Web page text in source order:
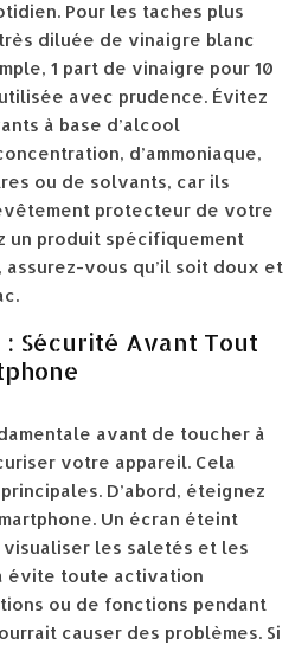
Pour les taches plus
diluée de vinaigre blanc
1 part de vinaigre pour 10
avec prudence. Évitez
à base d’alcool
d’ammoniaque,
ou de solvants, car ils
protecteur de votre
un produit spécifiquement
assurez-vous qu’il soit doux et
: Sécurité Avant Tout
avant de toucher à
votre appareil. Cela
D’abord, éteignez
Un écran éteint
les saletés et les
évite toute activation
ou de fonctions pendant
causer des problèmes. Si